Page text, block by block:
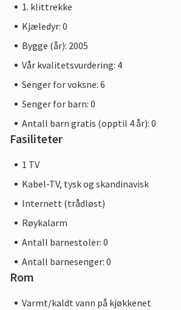
1. klittrekke
Kjæledyr: 0
Bygge (år): 2005
Vår kvalitetsvurdering: 4
Senger for voksne: 6
Senger for barn: 0
Antall barn gratis (opptil 4 år): 0
Fasiliteter
1 TV
Kabel-TV, tysk og skandinavisk
Internett (trådløst)
Røykalarm
Antall barnestoler: 0
Antall barnesenger: 0
Rom
Varmt/kaldt vann på kjøkkenet